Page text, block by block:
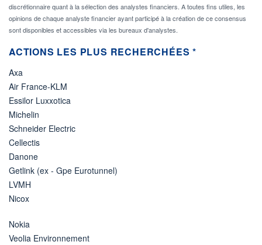
discrétionnaire quant à la sélection des analystes financiers. A toutes fins utiles, les
opinions de chaque analyste financier ayant participé à la création de ce consensus
sont disponibles et accessibles via les bureaux d'analystes.
ACTIONS LES PLUS RECHERCHÉES *
Axa
Air France-KLM
Essilor Luxxotica
Michelin
Schneider Electric
Cellectis
Danone
Getlink (ex - Gpe Eurotunnel)
LVMH
Nicox
Nokia
Veolia Environnement